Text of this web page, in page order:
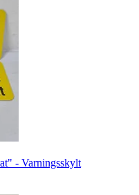
- Varningsskylt